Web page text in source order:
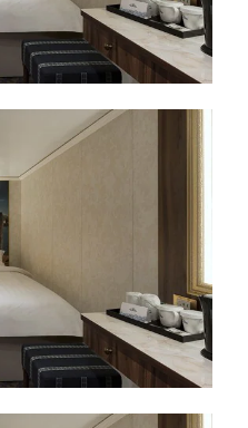
le offerte e prenota la
da Miami!